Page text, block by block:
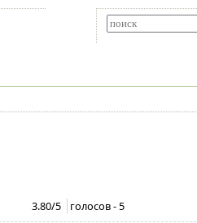
3.80/5 голосов -5